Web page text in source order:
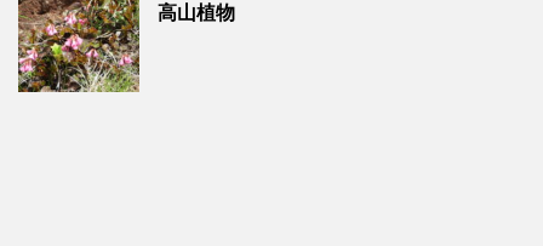
高山植物